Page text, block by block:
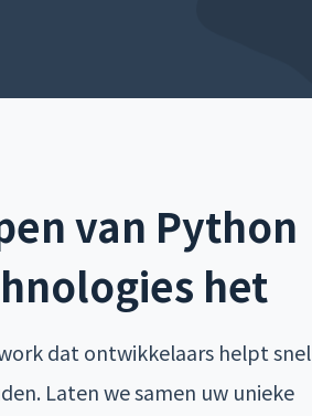
van Python
het
dat ontwikkelaars helpt snel
Laten we samen uw unieke